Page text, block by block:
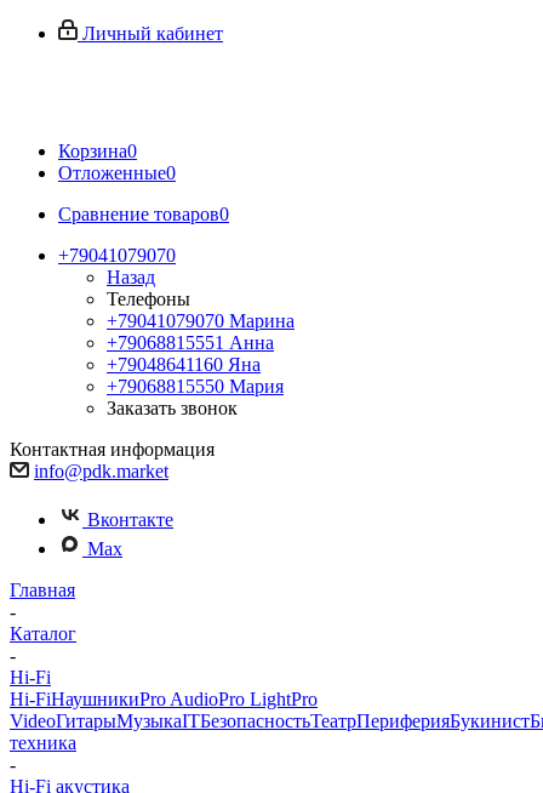
Личный кабинет
Корзина0
Отложенные0
Сравнение товаров0
+79041079070
Назад
Телефоны
+79041079070 Марина
+79068815551 Анна
+79048641160 Яна
+79068815550 Мария
Заказать звонок
Контактная информация
info@pdk.market
Вконтакте
Max
Главная
-
Каталог
-
Hi-Fi
Hi-FiНаушникиPro AudioPro LightPro
VideoГитарыМузыкаITБезопасностьТеатрПериферияБукинист
техника
-
Hi-Fi акустика